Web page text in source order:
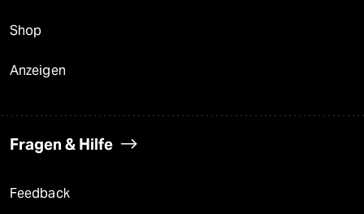
Shop
Anzeigen
Fragen & Hilfe
Feedback